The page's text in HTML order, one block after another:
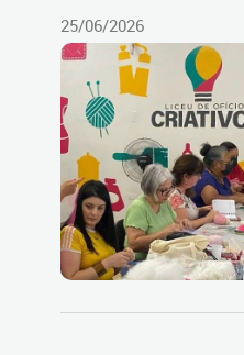
25/06/2026